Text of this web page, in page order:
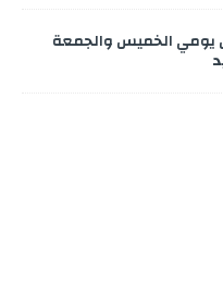
يومي الخميس والجمعة